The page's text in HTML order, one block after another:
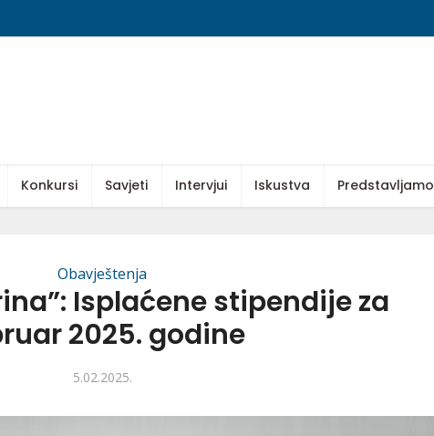
Konkursi Savjeti Intervjui Iskustva Predstavljamo
Obavještenja
Isplaćene stipendije za
2025. godine
5.02.2025.